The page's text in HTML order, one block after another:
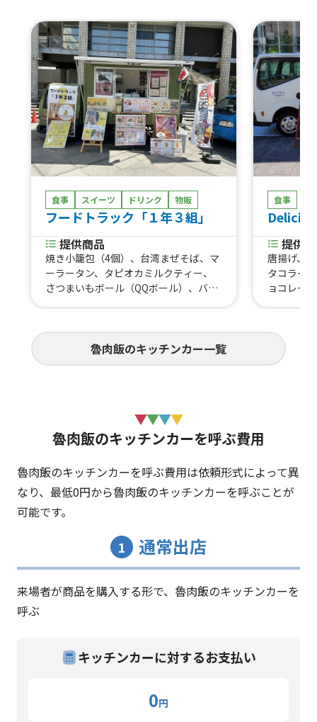
食事 スイーツ ドリンク 物販
フードトラック「１年３組」
提供商品
焼き小籠包（4個）、台湾まぜそば、マ
ーラータン、タピオカミルクティー、
さつまいもボール（QQボール）、バナ
ア、魯肉飯（ルーローファン）、ファ
ンキーバナナ チョコ&ブラウニー、中
食事
提供
唐揚げ、
タコライ
ョコレー
魯肉飯のキッチンカー一覧
魯肉飯のキッチンカーを呼ぶ費用
魯肉飯のキッチンカーを呼ぶ費用は依頼形式によって異
なり、 最低0円から魯肉飯のキッチンカーを呼ぶことが
可能です。
1 通常出店
来場者が商品を購入する形で、魯肉飯のキッチンカーを
呼ぶ
キッチンカーに対するお支払い
0円